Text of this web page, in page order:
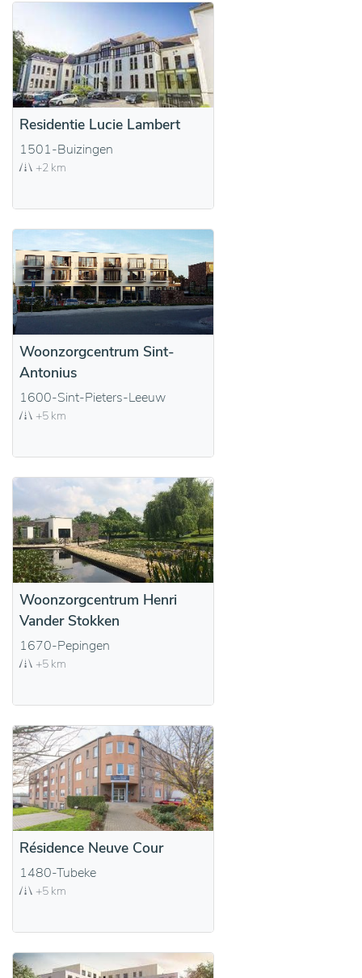
Residentie Lucie Lambert
1501-Buizingen
+2 km
Woonzorgcentrum Sint-
Antonius
1600-Sint-Pieters-Leeuw
+5 km
Woonzorgcentrum Henri
Vander Stokken
1670-Pepingen
+5 km
Résidence Neuve Cour
1480-Tubeke
+5 km